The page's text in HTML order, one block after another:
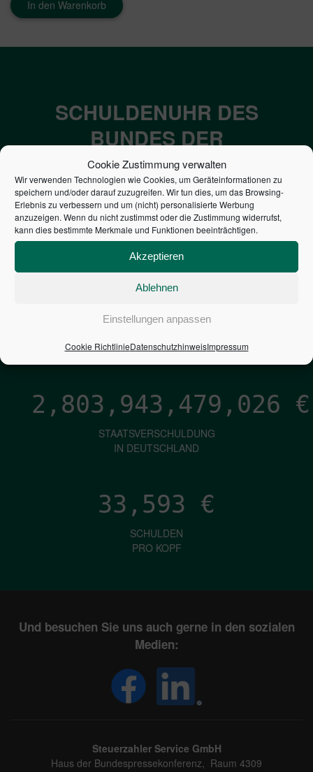
Cookie Zustimmung verwalten
Wir verwenden Technologien wie Cookies, um Geräteinformationen zu
speichern und/oder darauf zuzugreifen. Wir tun dies, um das Browsing-
Erlebnis zu verbessern und um (nicht) personalisierte Werbung
anzuzeigen. Wenn du nicht zustimmst oder die Zustimmung widerrufst,
kann dies bestimmte Merkmale und Funktionen beeinträchtigen.
Akzeptieren
Ablehnen
Einstellungen anpassen
Cookie RichtlinieDatenschutzhinweisImpressum
In den Warenkorb
SCHULDENUHR DES
BUNDES DER
STEUERZAHLER
7,052€
NEUVERSCHULDUNG
PRO SEKUNDE
2,803,943,480,267 €
STAATSVERSCHULDUNG
IN DEUTSCHLAND
33,593 €
SCHULDEN
PRO KOPF
Und besuchen Sie uns auch gerne in den sozialen
Medien:
Steuerzahler Service GmbH
Haus der Bundespressekonferenz, Raum 4309